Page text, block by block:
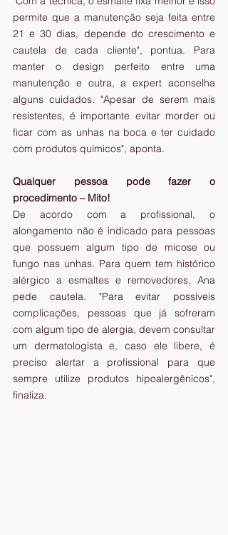
permite que a manutenção seja feita entre
21 e 30 dias, depende do crescimento e
cautela de cada cliente", pontua. Para
manter o design perfeito entre uma
manutenção e outra, a expert aconselha
alguns cuidados. "Apesar de serem mais
resistentes, é importante evitar morder ou
ficar com as unhas na boca e ter cuidado
com produtos químicos", aponta.
Qualquer pessoa pode fazer o
procedimento – Mito!
De acordo com a profissional, o
alongamento não é indicado para pessoas
que possuem algum tipo de micose ou
fungo nas unhas. Para quem tem histórico
alérgico a esmaltes e removedores, Ana
pede cautela. "Para evitar possíveis
complicações, pessoas que já sofreram
com algum tipo de alergia, devem consultar
um dermatologista e, caso ele libere, é
preciso alertar a profissional para que
sempre utilize produtos hipoalergênicos",
finaliza.